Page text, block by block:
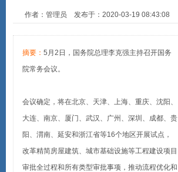
作者：管理员 发布于：2020-03-19 08:43:08
摘要： 5月2日，国务院总理李克强主持召开国务
院常务会议。
会议确定，将在北京、天津、上海、重庆、沈阳、
大连、南京、厦门、武汉、广州、深圳、成都、贵
阳、渭南、延安和浙江省等16个地区开展试点，
改革精简房屋建筑、城市基础设施等工程建设项目
审批全过程和所有类型审批事项，推动流程优化和